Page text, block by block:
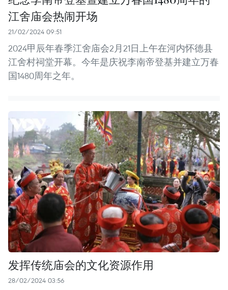
江舍庙会热闹开场
21/02/2024 09:51
2024甲辰年春季江舍庙会2月21日上午在河内怀德县
江舍村祠堂开幕。今年是庆祝李南帝登基并建立万春
国1480周年之年。
发挥传统庙会的文化资源作用
28/02/2024 03:56